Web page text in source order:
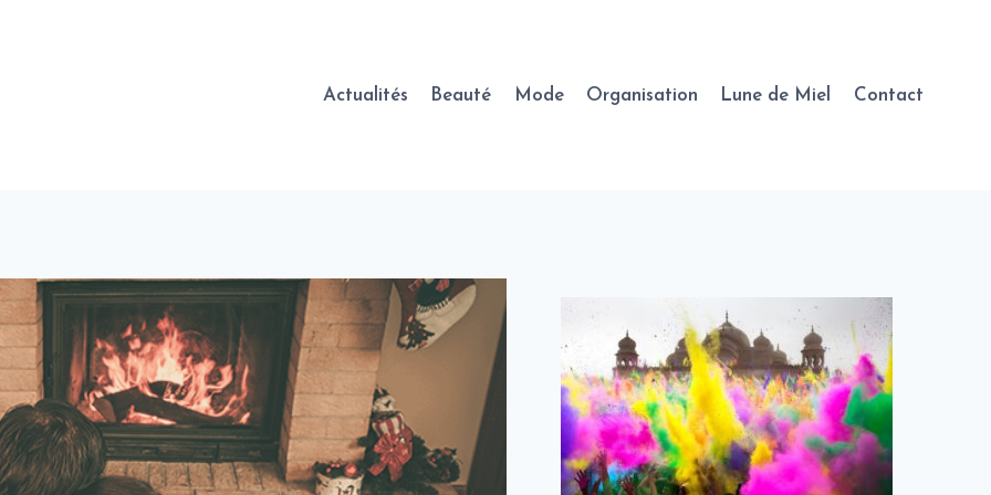
Actualités Beauté Mode Organisation Lune de Miel Contact